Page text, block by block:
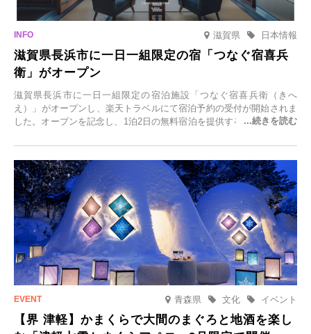
滋賀県 日本情報
滋賀県長浜市に一日一組限定の宿「つなぐ宿喜兵
衛」がオープン
滋賀県長浜市に一日一組限定の宿泊施設「つなぐ宿喜兵衛（きへ
え）」がオープンし、楽天トラベルにて宿泊予約の受付が開始されま
した。オープンを記念し、1泊2日の無料宿泊を提供するキャンペーン
一組限定の宿だからこそ叶う、大切な人との特別な時間を体験いただ
けます。
青森県 イベント
文化
【界 津軽】かまくらで大間のまぐろと地酒を楽し